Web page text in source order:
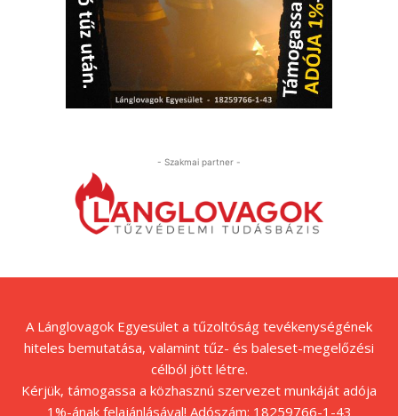
- Szakmai partner -
A Lánglovagok Egyesület a tűzoltóság tevékenységének
hiteles bemutatása, valamint tűz- és baleset-megelőzési
célból jött létre.
Kérjük, támogassa a közhasznú szervezet munkáját adója
1%-ának felajánlásával! Adószám: 18259766-1-43